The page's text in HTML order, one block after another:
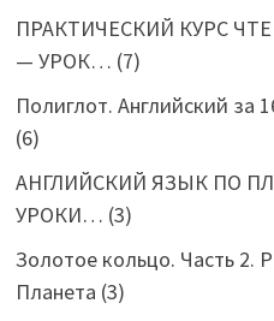
ПРАКТИЧЕСКИЙ КУРС
— УРОК… (7)
Полиглот. Английский за
(6)
АНГЛИЙСКИЙ ЯЗЫК ПО
УРОКИ… (3)
Золотое кольцо. Часть 2.
Планета (3)